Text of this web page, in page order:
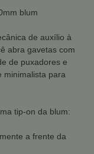
blum
de auxílio à
abra gavetas com
de puxadores e
minimalista para
tip-on da blum:
a frente da